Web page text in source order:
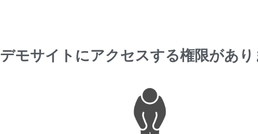
デモサイトにアクセスする権限があ